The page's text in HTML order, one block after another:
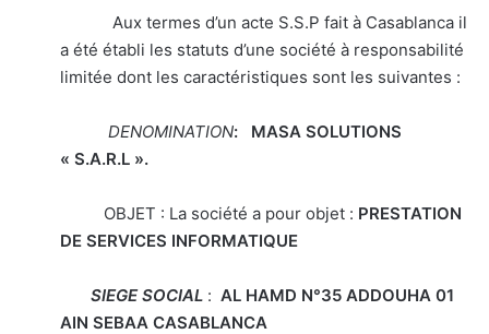
Aux termes d’un acte S.S.P fait à Casablanca il
a été établi les statuts d’une société à responsabilité
limitée dont les caractéristiques sont les suivantes :
DENOMINATION: MASA SOLUTIONS
« S.A.R.L ».
OBJET : La société a pour objet : PRESTATION
DE SERVICES INFORMATIQUE
SIEGE SOCIAL : AL HAMD N°35 ADDOUHA 01
AIN SEBAA CASABLANCA